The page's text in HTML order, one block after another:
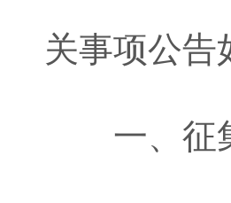
关事项公告
一、征